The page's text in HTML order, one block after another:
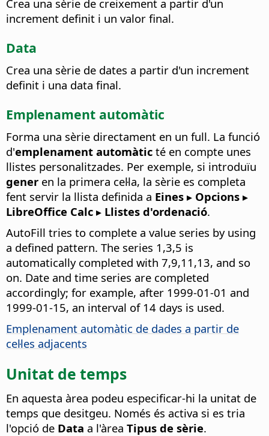
Crea una sèrie de creixement a partir d'un
increment definit i un valor final.
Data
Crea una sèrie de dates a partir d'un increment
definit i una data final.
Emplenament automàtic
Forma una sèrie directament en un full. La funció
d'emplenament automàtic té en compte unes
llistes personalitzades. Per exemple, si introduïu
gener en la primera cel·la, la sèrie es completa
fent servir la llista definida a Eines ▸ Opcions ▸
LibreOffice Calc ▸ Llistes d'ordenació.
AutoFill tries to complete a value series by using
a defined pattern. The series 1,3,5 is
automatically completed with 7,9,11,13, and so
on. Date and time series are completed
accordingly; for example, after 1999-01-01 and
1999-01-15, an interval of 14 days is used.
Emplenament automàtic de dades a partir de
cel·les adjacents
Unitat de temps
En aquesta àrea podeu especificar-hi la unitat de
temps que desitgeu. Només és activa si es tria
l'opció de Data a l'àrea Tipus de sèrie.